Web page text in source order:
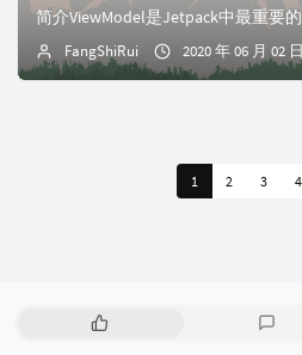
FangShiRui 2020 年 06 月 02 日
1 2 3 4
热